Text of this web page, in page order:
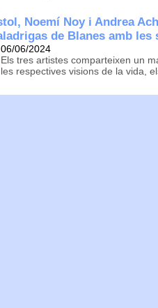
Noemí Noy i Andrea
de Blanes amb les
06/06/2024
Els tres artistes comparteixen un
les respectives visions de la vida,